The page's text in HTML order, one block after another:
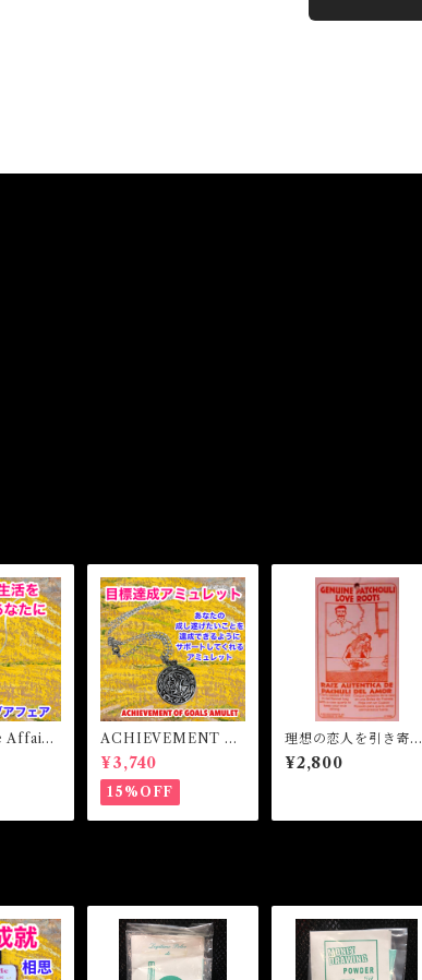
Affair
フェ
ュレッ
ACHIEVEMENT O
F GOALS AMULET
-あなたを目標達成へ
と導くアミュレット-
¥3,740
15%OFF
理想の恋人を引き寄せ
る パチョリーの根
¥2,800